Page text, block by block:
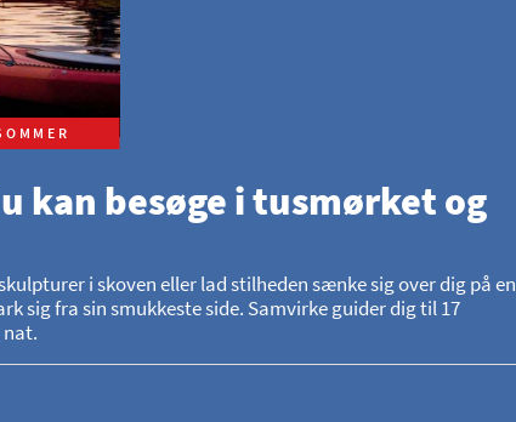
kan besøge i tusmørket og
i skoven eller lad stilheden sænke sig over dig på en
sig fra sin smukkeste side. Samvirke guider dig til 17
nat.